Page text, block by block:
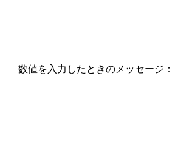
数値を入力したときのメッセージ：